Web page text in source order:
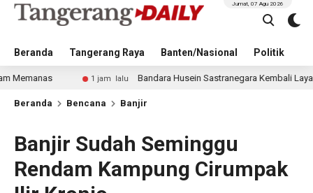
Beranda Tangerang Raya Banten/Nasional Politik
Jumat, 07 Agu 2026
1 jam lalu Bandara Husein Sastranegara Kembali Layani Pesawat
Beranda Bencana Banjir
Banjir Sudah Seminggu
Rendam Kampung Cirumpak